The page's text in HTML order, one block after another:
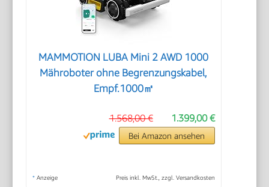
MAMMOTION LUBA Mini 2 AWD 1000
Mähroboter ohne Begrenzungskabel,
Empf.1000㎡
1.399,00 €
1.568,00 €
Bei Amazon ansehen
* Anzeige Preis inkl. MwSt., zzgl. Versandkosten